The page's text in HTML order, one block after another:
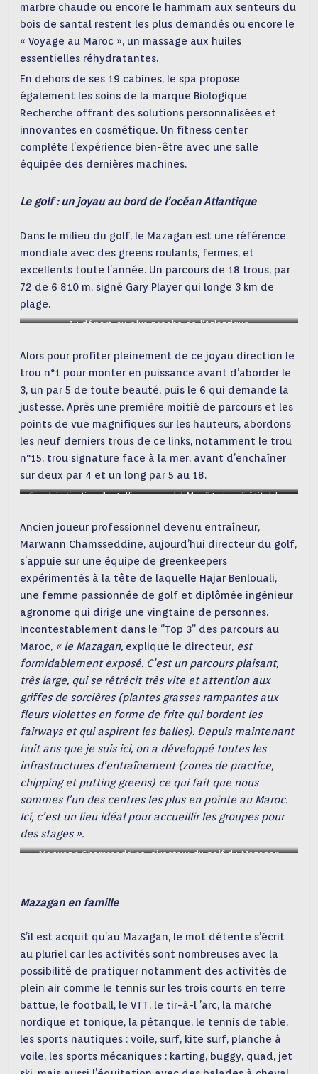
marbre chaude ou encore le hammam aux senteurs du
bois de santal restent les plus demandés ou encore le
« Voyage au Maroc », un massage aux huiles
essentielles réhydratantes.
En dehors de ses 19 cabines, le spa propose
également les soins de la marque Biologique
Recherche offrant des solutions personnalisées et
innovantes en cosmétique. Un fitness center
complète l’expérience bien-être avec une salle
équipée des dernières machines.
Le golf : un joyau au bord de l’océan Atlantique
Dans le milieu du golf, le Mazagan est une référence
mondiale avec des greens roulants, fermes, et
excellents toute l’année. Un parcours de 18 trous, par
72 de 6 810 m. signé Gary Player qui longe 3 km de
plage.
Au départ, au plus proche de l’Atlantique
Alors pour profiter pleinement de ce joyau direction le
trou n°1 pour monter en puissance avant d’aborder le
3, un par 5 de toute beauté, puis le 6 qui demande la
justesse. Après une première moitié de parcours et les
points de vue magnifiques sur les hauteurs, abordons
les neuf derniers trous de ce links, notamment le trou
n°15, trou signature face à la mer, avant d’enchaîner
sur deux par 4 et un long par 5 au 18.
Compétition sur le parcours
Hajar Benlouali, green
Le practice du golf
Le Mazagan, un véritable
Ancien joueur professionnel devenu entraîneur,
Marwann Chamsseddine, aujourd’hui directeur du golf,
s’appuie sur une équipe de greenkeepers
expérimentés à la tête de laquelle Hajar Benlouali,
une femme passionnée de golf et diplômée ingénieur
agronome qui dirige une vingtaine de personnes.
Incontestablement dans le ‘’Top 3’’ des parcours au
Maroc, « le Mazagan, explique le directeur, est
formidablement exposé. C’est un parcours plaisant,
très large, qui se rétrécit très vite et attention aux
griffes de sorcières (plantes grasses rampantes aux
fleurs violettes en forme de frite qui bordent les
fairways et qui aspirent les balles). Depuis maintenant
huit ans que je suis ici, on a développé toutes les
infrastructures d’entraînement (zones de practice,
chipping et putting greens) ce qui fait que nous
sommes l’un des centres les plus en pointe au Maroc.
Ici, c’est un lieu idéal pour accueillir les groupes pour
des stages ».
Marwann Chamsseddine, directeur du golf du Mazagan
Mazagan en famille
S’il est acquit qu’au Mazagan, le mot détente s’écrit
au pluriel car les activités sont nombreuses avec la
possibilité de pratiquer notamment des activités de
plein air comme le tennis sur les trois courts en terre
battue, le football, le VTT, le tir-à-l ’arc, la marche
nordique et tonique, la pétanque, le tennis de table,
les sports nautiques : voile, surf, kite surf, planche à
voile, les sports mécaniques : karting, buggy, quad, jet